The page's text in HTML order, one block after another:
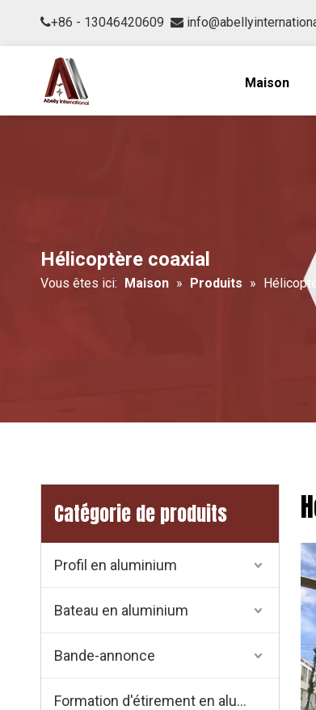
+86 - 13046420609 
Maison
Hélicoptère coaxial
Vous êtes ici: Maison » Produits »
Catégorie de produits
Profil en aluminium
Bateau en aluminium
Bande-annonce
Formation d'étirement en aluminium